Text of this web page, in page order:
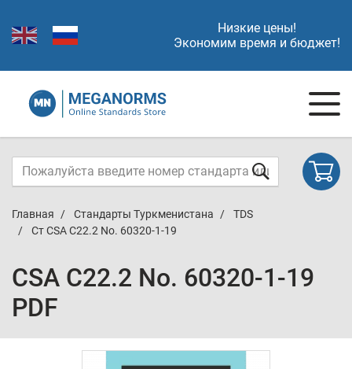
Низкие цены!
Экономим время и бюджет!
Главная Стандарты Туркменистана
TDS
Ст CSA C22.2 No. 60320-1-19
CSA C22.2 No. 60320-1-19
PDF